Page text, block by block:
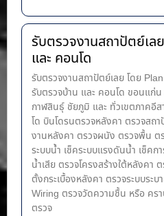
รับตรวจงานสถาปัตย์เล
และ คอนโด
รับตรวจงานสถาปัตย์เลย โดย
รับตรวจบ้าน และ คอนโด ขอนแก่
กาฬสินธุ์ ชัยภูมิ และ ทั่วเขตภาคอี
โด บินโดรนตรวจหลังคา ตรวจสถ
งานหลังคา ตรวจผนัง ตรวจพื้น ต
ระบบน้ำ เช็คระบบแรงดันน้ำ เช็ค
น้ำ​เสีย ตรวจโครงสร้างใต้หลังคา
ตั้งกระเบื้องหลังคา ตรวจระบบระ
Wiring ตรวจวัดความชื้น หรือ คร
ตรวจ